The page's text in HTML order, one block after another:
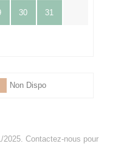
30 31
Non Dispo
2025. Contactez-nous pour